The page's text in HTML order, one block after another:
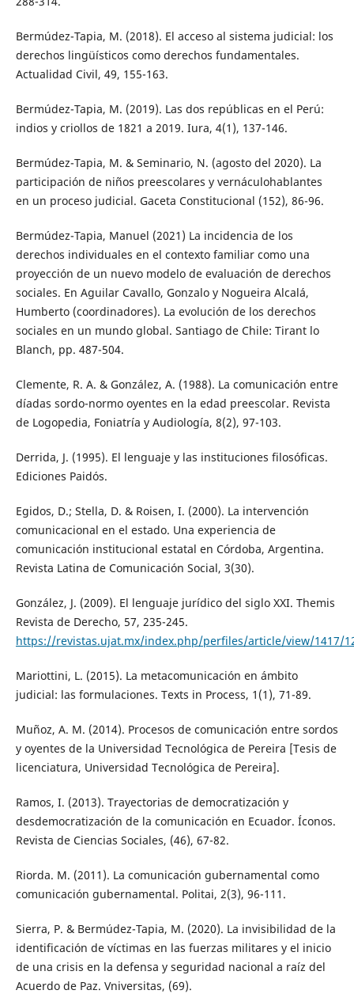
Bermúdez-Tapia, M. (2018). El acceso al sistema judicial: los
derechos lingüísticos como derechos fundamentales.
Actualidad Civil, 49, 155-163.
Bermúdez-Tapia, M. (2019). Las dos repúblicas en el Perú:
indios y criollos de 1821 a 2019. Iura, 4(1), 137-146.
Bermúdez-Tapia, M. & Seminario, N. (agosto del 2020). La
participación de niños preescolares y vernáculohablantes
en un proceso judicial. Gaceta Constitucional (152), 86-96.
Bermúdez-Tapia, Manuel (2021) La incidencia de los
derechos individuales en el contexto familiar como una
proyección de un nuevo modelo de evaluación de derechos
sociales. En Aguilar Cavallo, Gonzalo y Nogueira Alcalá,
Humberto (coordinadores). La evolución de los derechos
sociales en un mundo global. Santiago de Chile: Tirant lo
Blanch, pp. 487-504.
Clemente, R. A. & González, A. (1988). La comunicación entre
díadas sordo-normo oyentes en la edad preescolar. Revista
de Logopedia, Foniatría y Audiología, 8(2), 97-103.
Derrida, J. (1995). El lenguaje y las instituciones filosóficas.
Ediciones Paidós.
Egidos, D.; Stella, D. & Roisen, I. (2000). La intervención
comunicacional en el estado. Una experiencia de
comunicación institucional estatal en Córdoba, Argentina.
Revista Latina de Comunicación Social, 3(30).
González, J. (2009). El lenguaje jurídico del siglo XXI. Themis
Revista de Derecho, 57, 235-245.
https://revistas.ujat.mx/index.php/perfiles/article/view/1417/
Mariottini, L. (2015). La metacomunicación en ámbito
judicial: las formulaciones. Texts in Process, 1(1), 71-89.
Muñoz, A. M. (2014). Procesos de comunicación entre sordos
y oyentes de la Universidad Tecnológica de Pereira [Tesis de
licenciatura, Universidad Tecnológica de Pereira].
Ramos, I. (2013). Trayectorias de democratización y
desdemocratización de la comunicación en Ecuador. Íconos.
Revista de Ciencias Sociales, (46), 67-82.
Riorda. M. (2011). La comunicación gubernamental como
comunicación gubernamental. Politai, 2(3), 96-111.
Sierra, P. & Bermúdez-Tapia, M. (2020). La invisibilidad de la
identificación de víctimas en las fuerzas militares y el inicio
de una crisis en la defensa y seguridad nacional a raíz del
Acuerdo de Paz. Vniversitas, (69).